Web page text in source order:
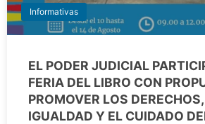
Informativas
EL PODER JUDICIAL
FERIA DEL LIBRO CON
PROMOVER LOS
IGUALDAD Y EL CUIDADO